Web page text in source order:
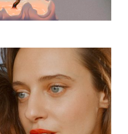
D’UNE AUTRE GALAXIE